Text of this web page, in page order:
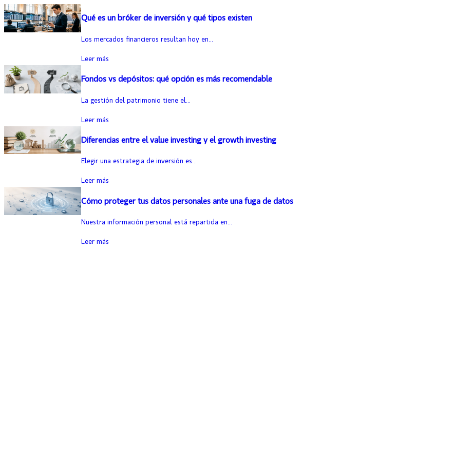
Qué es un bróker de inversión y qué tipos existen
Los mercados financieros resultan hoy en...
Leer más
Fondos vs depósitos: qué opción es más recomendable
La gestión del patrimonio tiene el...
Leer más
Diferencias entre el value investing y el growth investing
Elegir una estrategia de inversión es...
Leer más
Cómo proteger tus datos personales ante una fuga de datos
Nuestra información personal está repartida en...
Leer más